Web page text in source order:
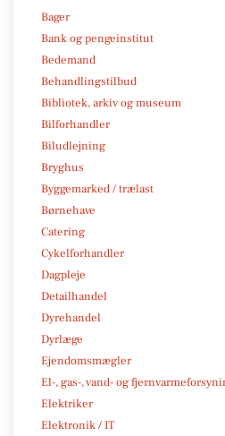
Bager
Bank og pengeinstitut
Bedemand
Behandlingstilbud
Bibliotek, arkiv og museum
Bilforhandler
Biludlejning
Bryghus
Byggemarked / trælast
Børnehave
Catering
Cykelforhandler
Dagpleje
Detailhandel
Dyrehandel
Dyrlæge
Ejendomsmægler
El-, gas-, vand- og
Elektriker
Elektronik / IT